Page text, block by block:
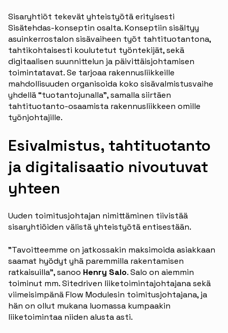
Sisaryhtiöt tekevät yhteistyötä erityisesti
Sisätehdas-konseptin osalta. Konseptiin sisältyy
asuinkerrostalon sisävaiheen työt tahtituotantona,
tahtikohtaisesti koulutetut työntekijät, sekä
digitaalisen suunnittelun ja päivittäisjohtamisen
toimintatavat. Se tarjoaa rakennusliikkeille
mahdollisuuden organisoida koko sisävalmistusvaihe
yhdellä “tuotantojunalla”, samalla siirtäen
tahtituotanto-osaamista rakennusliikkeen omille
työnjohtajille.
Esivalmistus, tahtituotanto
ja digitalisaatio nivoutuvat
yhteen
Uuden toimitusjohtajan nimittäminen tiivistää
sisaryhtiöiden välistä yhteistyötä entisestään.
”Tavoitteemme on jatkossakin maksimoida asiakkaan
saamat hyödyt yhä paremmilla rakentamisen
ratkaisuilla”, sanoo Henry Salo. Salo on aiemmin
toiminut mm. Sitedriven liiketoimintajohtajana sekä
viimeisimpänä Flow Modulesin toimitusjohtajana, ja
hän on ollut mukana luomassa kumpaakin
liiketoimintaa niiden alusta asti.